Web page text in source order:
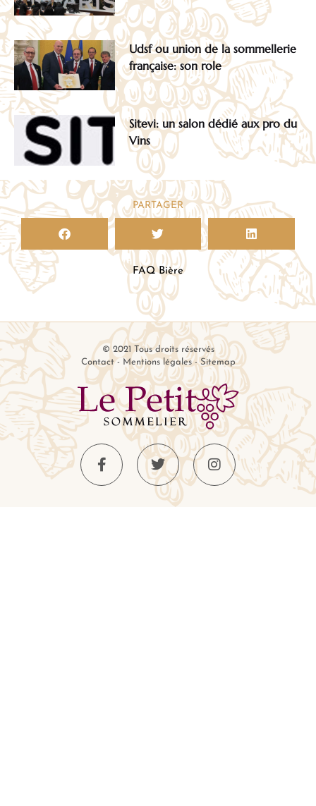
Udsf ou union de la sommellerie
française: son role
Sitevi: un salon dédié aux pro du
Vins
PARTAGER
FAQ Bière
© 2021 Tous droits réservés
Contact- Mentions légales-Sitemap